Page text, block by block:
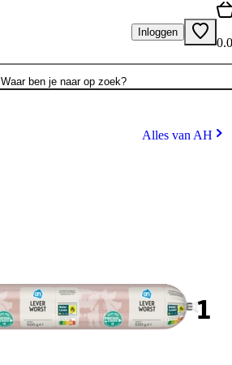
Inloggen
Waar ben je naar op zoek?
Alles van AH
1